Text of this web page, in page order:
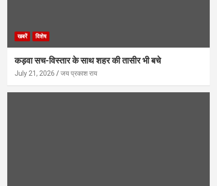
खबरें विशेष
कड़वा सच-विस्तार के साथ शहर की तासीर भी बचे
July 21, 2026 जय प्रकाश राय